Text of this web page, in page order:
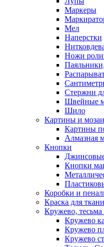
Маркеры
Мел
Наперстки
Ножи
Стержни
Швейные
Шило
Картины и
Картины
Алмазная
Кнопки
Кнопки
Коробки и
Краска для ткани
Кружево, тесьма
Кружево
Кружево
Кружево